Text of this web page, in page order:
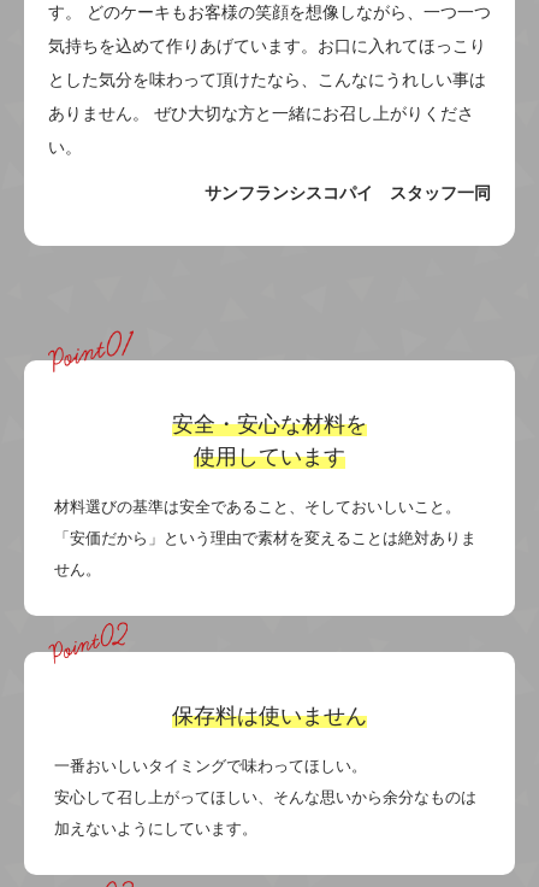
す。 どのケーキもお客様の笑顔を想像しながら、一つ一つ
気持ちを込めて作りあげています。お口に入れてほっこり
とした気分を味わって頂けたなら、こんなにうれしい事は
ありません。 ぜひ大切な方と一緒にお召し上がりくださ
い。
サンフランシスコパイ スタッフ一同
安全・安心な材料を
使用しています
材料選びの基準は安全であること、そしておいしいこと。
「安価だから」という理由で素材を変えることは絶対ありま
せん。
保存料は使いません
一番おいしいタイミングで味わってほしい。
安心して召し上がってほしい、そんな思いから余分なものは
加えないようにしています。